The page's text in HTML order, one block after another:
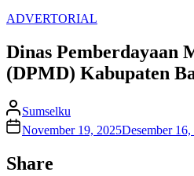
ADVERTORIAL
Dinas Pemberdayaan
(DPMD) Kabupaten
Sumselku
November 19, 2025Desember 16,
Share